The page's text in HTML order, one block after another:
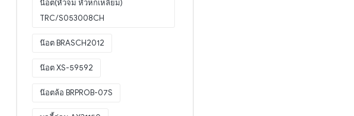
น๊อต(หัวจม หัวหกเหลี่ยม)
TRC/S053008CH
น๊อต BRASCH2012
น๊อต XS-59592
น๊อตล้อ BRPROB-07S